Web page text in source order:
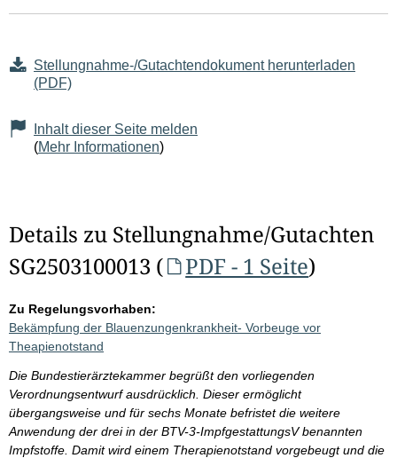
Stellungnahme-/Gutachtendokument herunterladen
(PDF)
Inhalt dieser Seite melden
(Mehr Informationen)
Details zu Stellungnahme/Gutachten
SG2503100013 (
PDF - 1 Seite)
Zu Regelungsvorhaben:
Bekämpfung der Blauenzungenkrankheit- Vorbeuge vor
Theapienotstand
Die Bundestierärztekammer begrüßt den vorliegenden
Verordnungsentwurf ausdrücklich. Dieser ermöglicht
übergangsweise und für sechs Monate befristet die weitere
Anwendung der drei in der BTV-3-ImpfgestattungsV benannten
Impfstoffe. Damit wird einem Therapienotstand vorgebeugt und die